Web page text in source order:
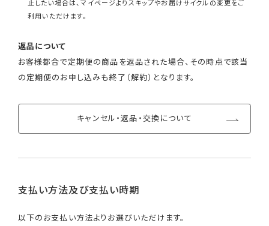
止したい場合は、マイページよりスキップやお届けサイクルの変更をご
利用いただけます。
返品について
お客様都合で定期便の商品を返品された場合、その時点で該当
の定期便のお申し込みも終了（解約）となります。
キャンセル・返品・交換について
支払い方法及び支払い時期
以下のお支払い方法よりお選びいただけます。